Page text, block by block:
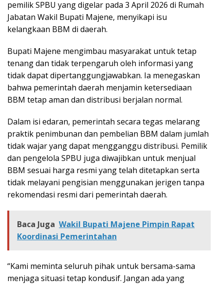
pemilik SPBU yang digelar pada 3 April 2026 di Rumah
Jabatan Wakil Bupati Majene, menyikapi isu
kelangkaan BBM di daerah.
Bupati Majene mengimbau masyarakat untuk tetap
tenang dan tidak terpengaruh oleh informasi yang
tidak dapat dipertanggungjawabkan. Ia menegaskan
bahwa pemerintah daerah menjamin ketersediaan
BBM tetap aman dan distribusi berjalan normal.
Dalam isi edaran, pemerintah secara tegas melarang
praktik penimbunan dan pembelian BBM dalam jumlah
tidak wajar yang dapat mengganggu distribusi. Pemilik
dan pengelola SPBU juga diwajibkan untuk menjual
BBM sesuai harga resmi yang telah ditetapkan serta
tidak melayani pengisian menggunakan jerigen tanpa
rekomendasi resmi dari pemerintah daerah.
Baca Juga Wakil Bupati Majene Pimpin Rapat
Koordinasi Pemerintahan
“Kami meminta seluruh pihak untuk bersama-sama
menjaga situasi tetap kondusif. Jangan ada yang